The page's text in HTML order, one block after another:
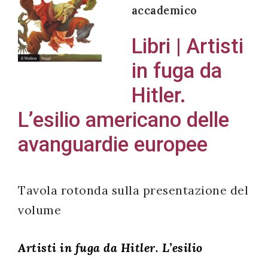
accademico
Libri | Artisti
in fuga da
Hitler.
L’esilio americano delle
avanguardie europee
Tavola rotonda sulla presentazione del
volume
Artisti in fuga da Hitler. L’esilio
Acconsento
all'uso dei
con il
decreto
legislativo
successo!